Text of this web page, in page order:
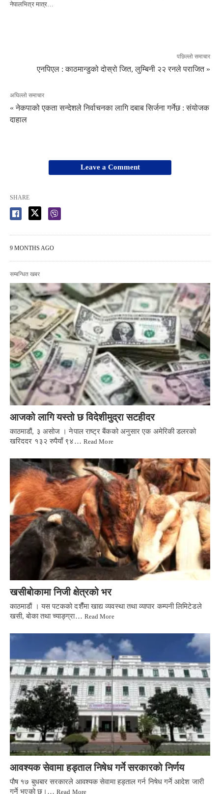
नेपालभित्र मात्र…
पछिल्लो समाचार
एनपिएल : काठमान्डुको दोस्रो जित, लुम्बिनी २२ रनले पराजित »
अघिल्लो समाचार
« नेकपाको एकता सन्देशले निर्वाचनका लागि दबाब सिर्जना गर्नेछ : संयोजक
दाहाल
Leave a Comment
SHARE
9 MONTHS AGO
सम्बन्धित खबर
आजको लागि यस्तो छ विदेशीमुद्रा सटहीदर
काठमाडौं, ३ असोज । नेपाल राष्ट्र बैंकको अनुसार एक अमेरिकी डलरको
खरिददर १३२ रुपैयाँ ९४… Read More
खसीबाेकामा निजी क्षेत्रको भर
काठमाडाैं । यस पटकको दशैँमा खाद्य व्यवस्था तथा व्यापार कम्पनी लिमिटेडले
खसी, बोका तथा च्याङ्ग्रा… Read More
आवश्यक सेवामा हड्ताल निषेध गर्ने सरकारको निर्णय
पौष १७ बुधबार सरकारले आवश्यक सेवामा हड्ताल गर्न निषेध गर्ने आदेश जारी
गर्ने भएको छ।…Read More